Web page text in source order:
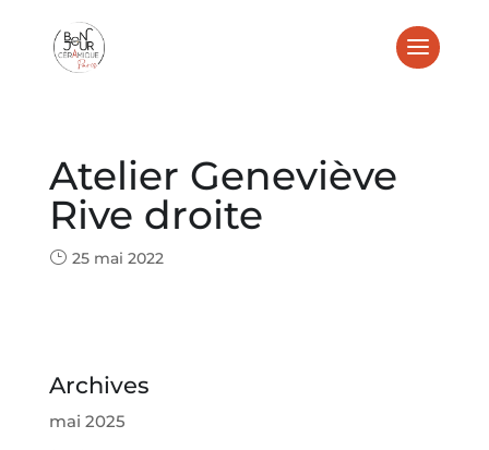
Atelier Geneviève
Rive droite
25 mai 2022
Archives
mai 2025